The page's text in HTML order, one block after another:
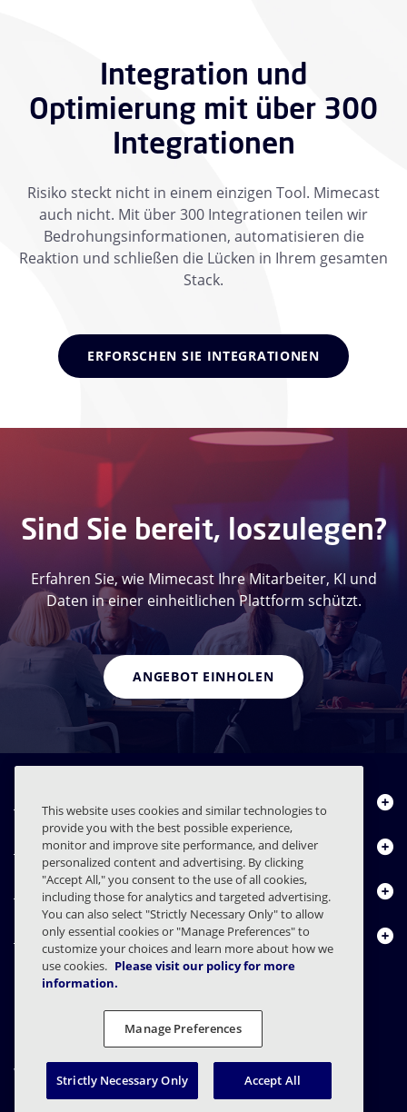
Integration und
Optimierung mit über 300
Integrationen
Risiko steckt nicht in einem einzigen Tool. Mimecast
auch nicht. Mit über 300 Integrationen teilen wir
Bedrohungsinformationen, automatisieren die
Reaktion und schließen die Lücken in Ihrem gesamten
Stack.
ERFORSCHEN SIE INTEGRATIONEN
Sind Sie bereit, loszulegen?
Erfahren Sie, wie Mimecast Ihre Mitarbeiter, KI und
Daten in einer einheitlichen Plattform schützt.
ANGEBOT EINHOLEN
Über uns
Produkte
Ressourcencenter
Kontakt
Datenschutzerklärung
Recht
Einstellungen für den Datenschutz
Verantwortungsvolle Offenlegung
© 2003 - 2026 Mimecast Services Limited
This website uses cookies and similar technologies to
provide you with the best possible experience,
monitor and improve site performance, and deliver
personalized content and advertising. By clicking
"Accept All," you consent to the use of all cookies,
including those for analytics and targeted advertising.
You can also select "Strictly Necessary Only" to allow
only essential cookies or "Manage Preferences" to
customize your choices and learn more about how we
use cookies. Please visit our policy for more
information.
Manage Preferences
Strictly Necessary Only Accept All